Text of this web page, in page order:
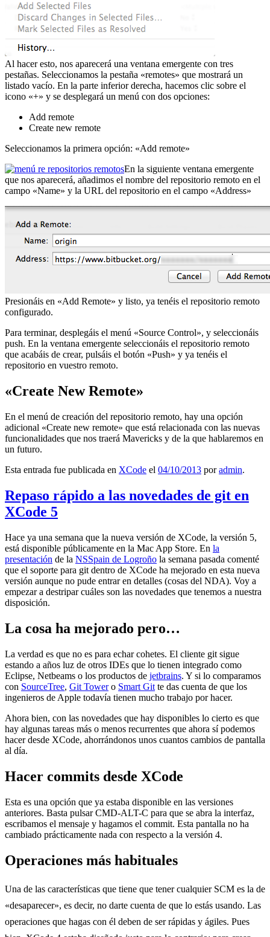
Al hacer esto, nos aparecerá una ventana emergente con tres
pestañas. Seleccionamos la pestaña «remotes» que mostrará un
listado vacío. En la parte inferior derecha, hacemos clic sobre el
icono «+» y se desplegará un menú con dos opciones:
Add remote
Create new remote
Seleccionamos la primera opción: «Add remote»
En la siguiente ventana emergente
que nos aparecerá, añadimos el nombre del repositorio remoto en el
campo «Name» y la URL del repositorio en el campo «Address»
Presionáis en «Add Remote» y listo, ya tenéis el repositorio remoto
configurado.
Para terminar, desplegáis el menú «Source Control», y seleccionáis
push. En la ventana emergente seleccionáis el repositorio remoto
que acabáis de crear, pulsáis el botón «Push» y ya tenéis el
repositorio en vuestro remoto.
«Create New Remote»
En el menú de creación del repositorio remoto, hay una opción
adicional «Create new remote» que está relacionada con las nuevas
funcionalidades que nos traerá Mavericks y de la que hablaremos en
un futuro.
Esta entrada fue publicada en XCode el 04/10/2013 poradmin.
Repaso rápido a las novedades de git en
XCode 5
Hace ya una semana que la nueva versión de XCode, la versión 5,
está disponible públicamente en la Mac App Store. En la
presentación de la NSSpain de Logroño la semana pasada comenté
que el soporte para git dentro de XCode ha mejorado en esta nueva
versión aunque no pude entrar en detalles (cosas del NDA). Voy a
empezar a destripar cuáles son las novedades que tenemos a nuestra
disposición.
La cosa ha mejorado pero…
La verdad es que no es para echar cohetes. El cliente git sigue
estando a años luz de otros IDEs que lo tienen integrado como
Eclipse, Netbeams o los productos de jetbrains. Y si lo comparamos
con SourceTree, Git Towero Smart Git te das cuenta de que los
ingenieros de Apple todavía tienen mucho trabajo por hacer.
Ahora bien, con las novedades que hay disponibles lo cierto es que
hay algunas tareas más o menos recurrentes que ahora sí podemos
hacer desde XCode, ahorrándonos unos cuantos cambios de pantalla
al día.
Hacer commits desde XCode
Esta es una opción que ya estaba disponible en las versiones
anteriores. Basta pulsar CMD-ALT-C para que se abra la interfaz,
escribamos el mensaje y hagamos el commit. Esta pantalla no ha
cambiado prácticamente nada con respecto a la versión 4.
Operaciones más habituales
Una de las características que tiene que tener cualquier SCM es la de
«desaparecer», es decir, no darte cuenta de que lo estás usando. Las
operaciones que hagas con él deben de ser rápidas y ágiles. Pues